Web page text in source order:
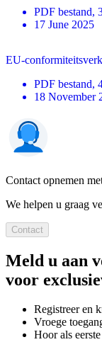
PDF bestand,
17 June 2025
EU-
PDF bestand,
18 November
Contact opnemen
We helpen u graag
Contact
Meld u aan
voor
Registreer en
Vroege
Hoor als